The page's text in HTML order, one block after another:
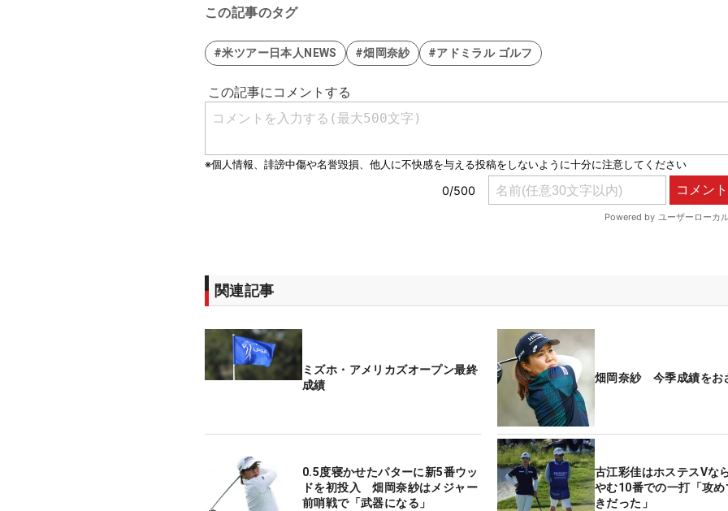
この記事のタグ
#米ツアー日本人NEWS #畑岡奈紗 #アドミラル ゴルフ
関連記事
ミズホ・アメリカズオープン最終
成績
畑岡奈紗 今季成績をお
0.5度寝かせたパターに新5番ウッ
ドを初投入 畑岡奈紗はメジャー
前哨戦で「武器になる」
古江彩佳はホステスV
やむ10番での一打「攻
きだった」